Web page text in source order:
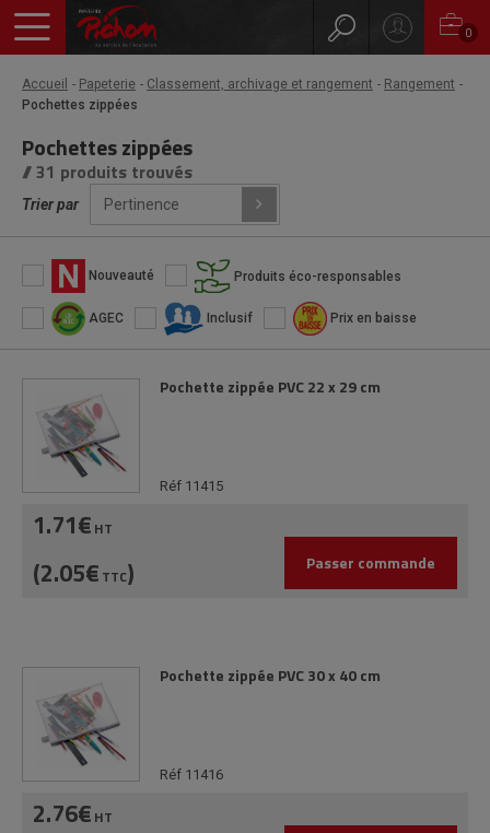
0
Accueil Papeterie Classement, archivage et rangement
Rangement
Pochettes zippées
Pochettes zippées
// 31 produits trouvés
Trier par
Nouveauté Produits éco-responsables
AGEC Inclusif Prix en baisse
Pochette zippée PVC 22 x 29 cm
Réf 11415
1.71€ HT
(2.05€ TTC) Passer commande
Pochette zippée PVC 30 x 40 cm
Réf 11416
2.76€ HT